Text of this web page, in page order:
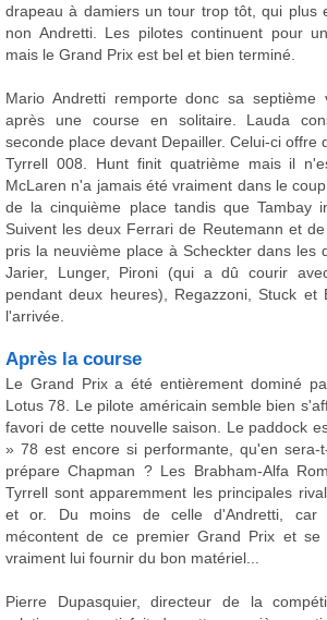
drapeau à damiers un tour trop tôt, qui plus
non Andretti. Les pilotes continuent pour
mais le Grand Prix est bel et bien terminé.
Mario Andretti remporte donc sa septième
après une course en solitaire. Lauda
seconde place devant Depailler. Celui-ci offre
Tyrrell 008. Hunt finit quatrième mais il
McLaren n'a jamais été vraiment dans le
de la cinquième place tandis que Tambay
Suivent les deux Ferrari de Reutemann et
pris la neuvième place à Scheckter dans les
Jarier, Lunger, Pironi (qui a dû courir
pendant deux heures), Regazzoni, Stuck et
l'arrivée.
Après la course
Le Grand Prix a été entièrement dominé
Lotus 78. Le pilote américain semble bien
favori de cette nouvelle saison. Le paddock
» 78 est encore si performante, qu'en
prépare Chapman ? Les Brabham-Alfa
Tyrrell sont apparemment les principales
et or. Du moins de celle d'Andretti, car
mécontent de ce premier Grand Prix et
vraiment lui fournir du bon matériel...
Pierre Dupasquier, directeur de la